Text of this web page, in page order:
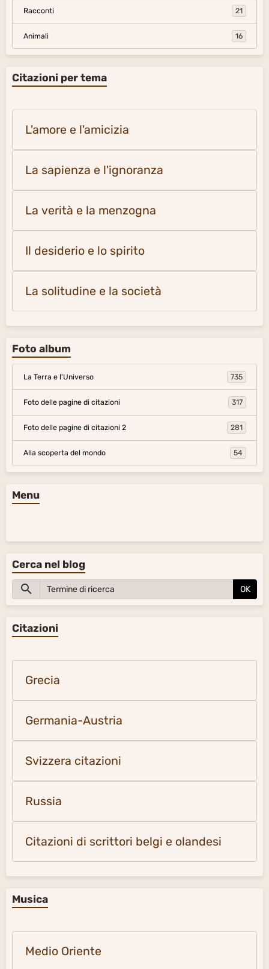
Racconti 21
Animali 16
Citazioni per tema
L'amore e l'amicizia
La sapienza e l'ignoranza
La verità e la menzogna
Il desiderio e lo spirito
La solitudine e la società
Foto album
La Terra e l'Universo 735
Foto delle pagine di citazioni 317
Foto delle pagine di citazioni 2 281
Alla scoperta del mondo 54
Menu
Cerca nel blog
OK
Citazioni
Grecia
Germania-Austria
Svizzera citazioni
Russia
Citazioni di scrittori belgi e olandesi
Musica
Medio Oriente